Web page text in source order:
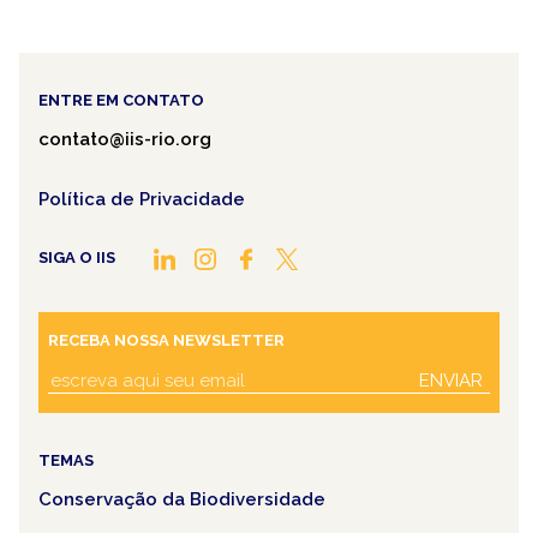
ENTRE EM CONTATO
contato@iis-rio.org
Política de Privacidade
SIGA O IIS
RECEBA NOSSA NEWSLETTER
ENVIAR
TEMAS
Conservação da Biodiversidade